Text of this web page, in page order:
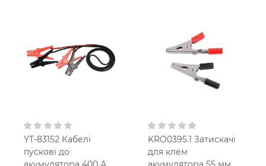
Yato
YT-83152 Кабелі
пускові до
KRO0395.1 Затискачі
для клем